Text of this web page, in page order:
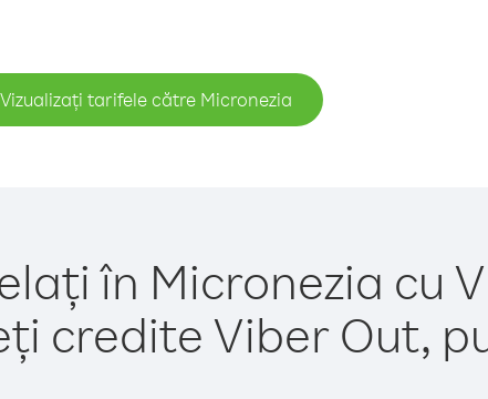
Vizualizați tarifele către Micronezia
în Micronezia cu
credite Viber Out,